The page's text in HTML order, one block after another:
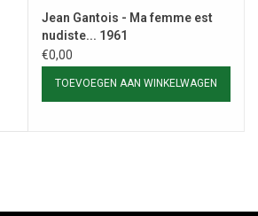
Jean Gantois - Ma femme est
nudiste... 1961
€0,00
TOEVOEGEN AAN WINKELWAGEN